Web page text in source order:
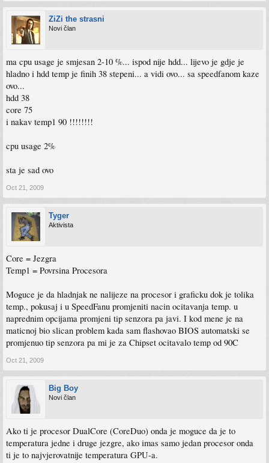
ZiZi the strasni
Novi član
ma cpu usage je smjesan 2-10 %... ispod nije hdd... lijevo je gdje je
hladno i hdd temp je finih 38 stepeni... a vidi ovo... sa speedfanom kaze
ovo...
hdd 38
core 75
i nakav temp1 90 !!!!!!!!
cpu usage 2%
sta je sad ovo
Oct 21, 2009
Tyger
Aktivista
Core = Jezgra
Temp1 = Povrsina Procesora
Moguce je da hladnjak ne nalijeze na procesor i graficku dok je tolika
temp., pokusaj i u SpeedFanu promjeniti nacin ocitavanja temp. u
naprednim opcijama promjeni tip senzora pa javi. I kod mene je na
maticnoj bio slican problem kada sam flashovao BIOS automatski se
promjenuo tip senzora pa mi je za Chipset ocitavalo temp od 90C
Oct 21, 2009
Big Boy
Novi član
Ako ti je procesor DualCore (CoreDuo) onda je moguce da je to
temperatura jedne i druge jezgre, ako imas samo jedan procesor onda
ti je to najvjerovatnije temperatura GPU-a.